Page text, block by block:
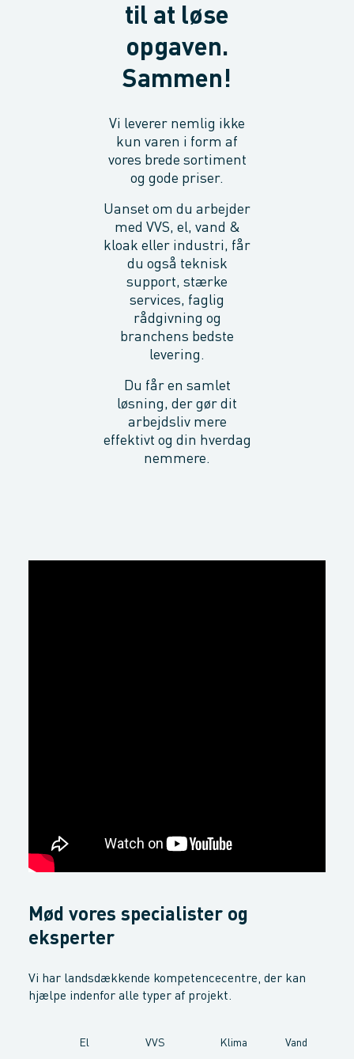
til at løse
opgaven.
Sammen!
Vi leverer nemlig ikke
kun varen i form af
vores brede sortiment
og gode priser.
Uanset om du arbejder
med VVS, el, vand &
kloak eller industri, får
du også teknisk
support, stærke
services, faglig
rådgivning og
branchens bedste
levering.
Du får en samlet
løsning, der gør dit
arbejdsliv mere
effektivt og din hverdag
nemmere.
Mød vores specialister og
eksperter
Vi har landsdækkende kompetencecentre, der kan
hjælpe indenfor alle typer af projekt.
El VVS Klima Vand